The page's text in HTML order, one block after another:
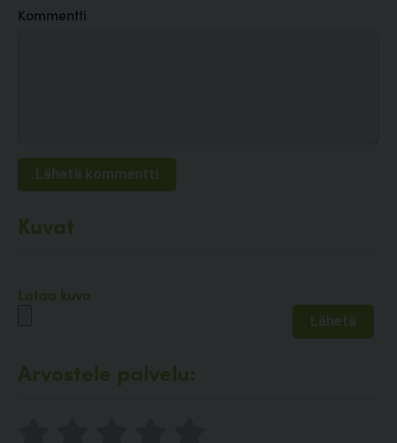
Kommentti
Kuvat
Lataa kuva
Arvostele palvelu: